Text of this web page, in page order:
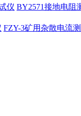
仪 BY2571接地电阻
FZY-3矿用杂散电流